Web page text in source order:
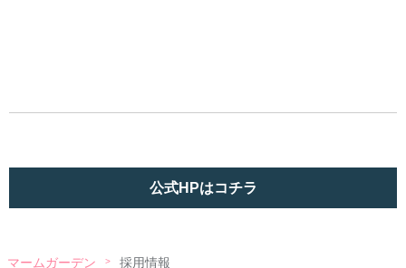
公式HPはコチラ
マームガーデン 採用情報